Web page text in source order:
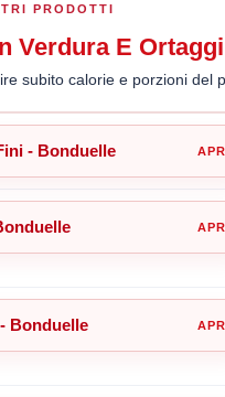
PRODOTTI
Verdura E
subito calorie e porzioni del
- Bonduelle
Bonduelle